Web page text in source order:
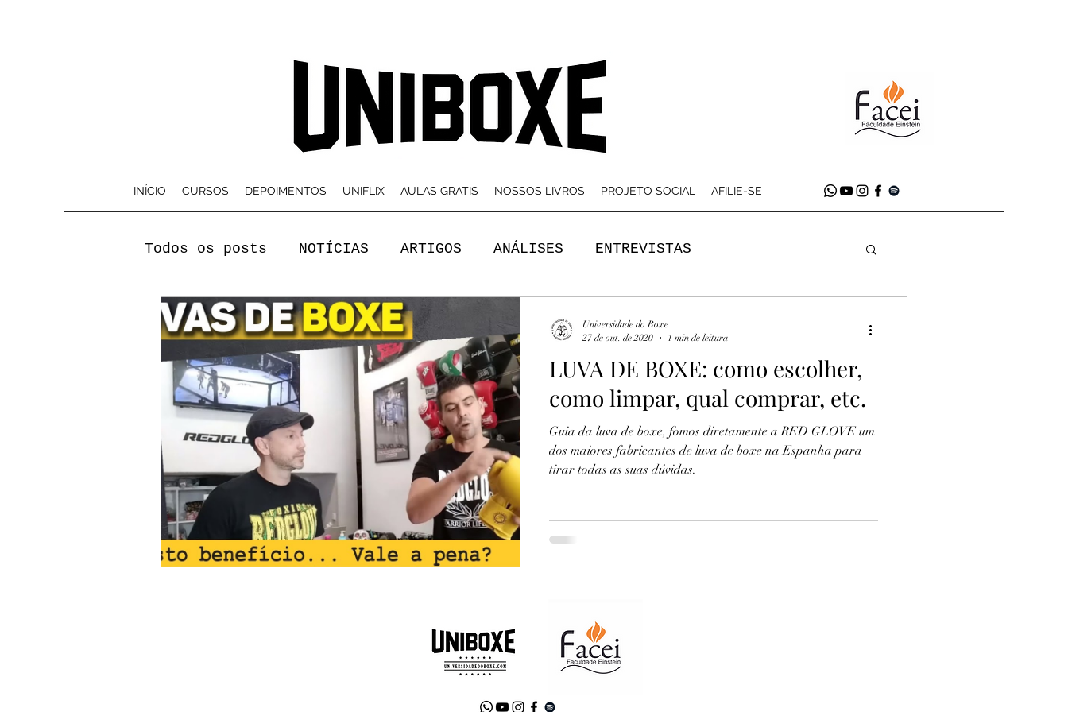
INÍCIO CURSOS DEPOIMENTOS UNIFLIX AULAS GRATIS NOSSOS LIVROS PROJETO SOCIAL AFILIE-SE
Todos os posts NOTÍCIAS ARTIGOS ANÁLISES ENTREVISTAS
LUVA DE BOXE: como escolher,
como limpar, qual comprar, etc.
Guia da luva de boxe, fomos diretamente a RED GLOVE um
dos maiores fabricantes de luva de boxe na Espanha para
tirar todas as suas dúvidas.
Universidade do Boxe
27 de out. de 2020
1 min de leitura